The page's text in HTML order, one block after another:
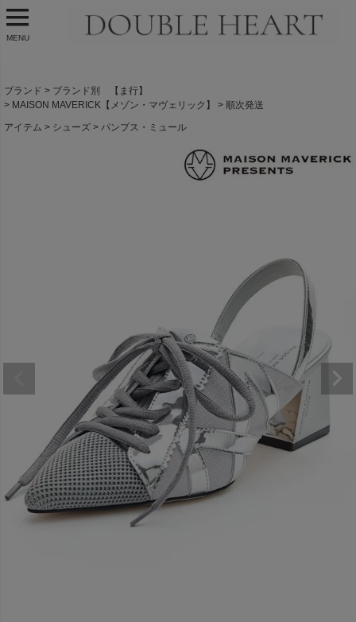
MENU
ブランド
ブランド別 【ま行】
MAISON MAVERICK【メゾン・マヴェリック】
順次発送
アイテム
シューズ パンプス・ミュール